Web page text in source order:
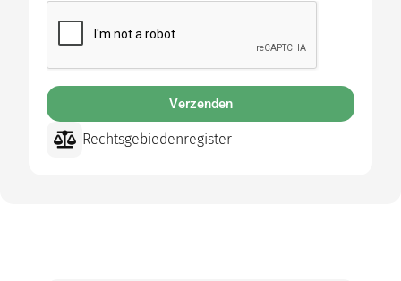
Verzenden
Rechtsgebiedenregister